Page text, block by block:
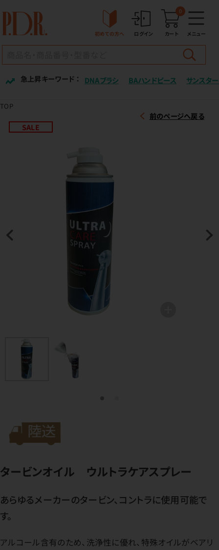
初めての方へ ログイン カート
0
メニュー
急上昇キーワード ： DNAブラシ BAハンドピース サンスター
TOP
前のページへ戻る
タービンオイル ウルトラケアスプレー
あらゆるメーカーのタービン、コントラに使用可能で
す。
アルコール含有のため、洗浄性に優れ、特殊オイルがベアリ
SALE